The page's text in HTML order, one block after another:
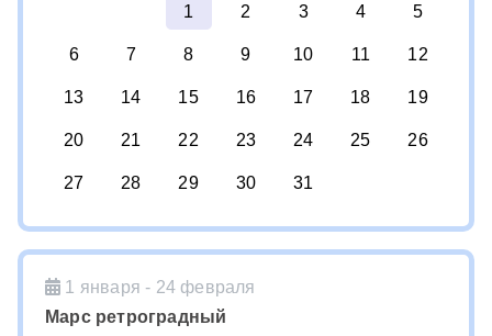
1 2 3 4 5
6 7 8 9 10 11 12
13 14 15 16 17 18 19
20 21 22 23 24 25 26
27 28 29 30 31
1 января - 24 февраля
Марс ретроградный